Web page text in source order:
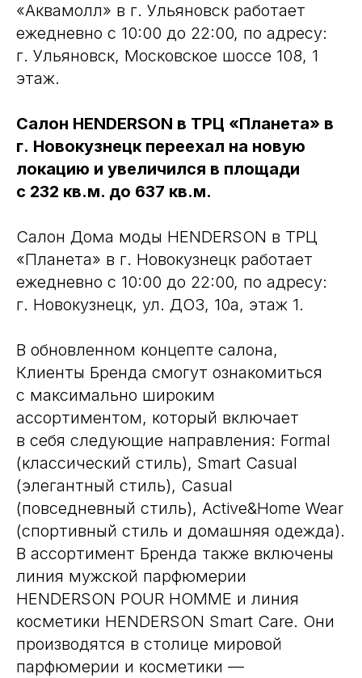
«Аквамолл» в г. Ульяновск работает
ежедневно с 10:00 до 22:00, по адресу:
г. Ульяновск, Московское шоссе 108, 1
этаж.
Салон HENDERSON в ТРЦ «Планета» в
г. Новокузнецк переехал на новую
локацию и увеличился в площади
с 232 кв.м. до 637 кв.м.
Салон Дома моды HENDERSON в ТРЦ
«Планета» в г. Новокузнецк работает
ежедневно с 10:00 до 22:00, по адресу:
г. Новокузнецк, ул. ДОЗ, 10а, этаж 1.
В обновленном концепте салона,
Клиенты Бренда смогут ознакомиться
с максимально широким
ассортиментом, который включает
в себя следующие направления: Formal
(классический стиль), Smart Casual
(элегантный стиль), Casual
(повседневный стиль), Active&Home Wear
(спортивный стиль и домашняя одежда).
В ассортимент Бренда также включены
линия мужской парфюмерии
HENDERSON POUR HOMME и линия
косметики HENDERSON Smart Care. Они
производятся в столице мировой
парфюмерии и косметики —